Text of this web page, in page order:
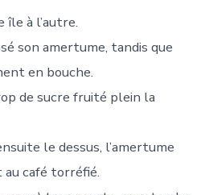
île à l’autre.
son amertume, tandis que
en bouche.
de sucre fruité plein la
le dessus, l’amertume
café torréfié.